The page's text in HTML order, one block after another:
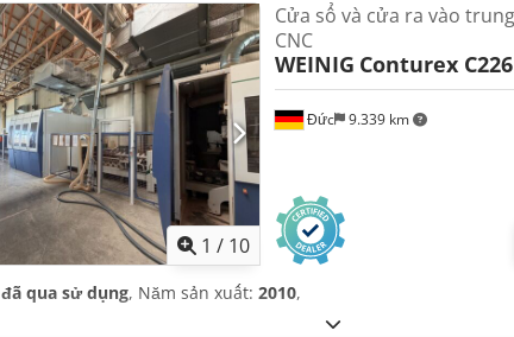
1 / 10
Đức 9.339 km
Cửa sổ và cửa ra vào
CNC
WEINIG Conturex C226
đã qua sử dụng, Năm sản xuất: 2010,